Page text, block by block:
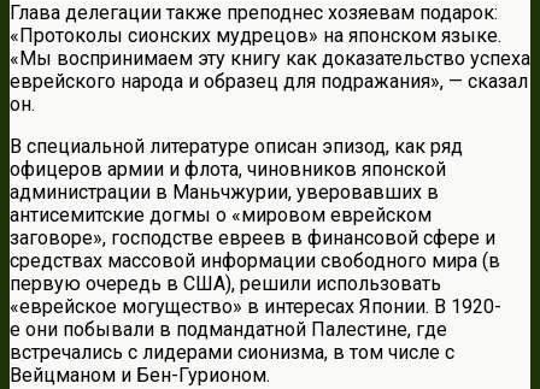
Глава делегации также преподнес хозяевам подарок:
«Протоколы сионских мудрецов» на японском языке.
«Мы воспринимаем эту книгу как доказательство успеха
еврейского народа и образец для подражания», — сказал
он.
В специальной литературе описан эпизод, как ряд
офицеров армии и флота, чиновников японской
администрации в Маньчжурии, уверовавших в
антисемитские догмы о «мировом еврейском
заговоре», господстве евреев в финансовой сфере и
средствах массовой информации свободного мира (в
первую очередь в США), решили использовать
«еврейское могущество» в интересах Японии. В 1920-
е они побывали в подмандатной Палестине, где
встречались с лидерами сионизма, в том числе с
Вейцманом и Бен-Гурионом.